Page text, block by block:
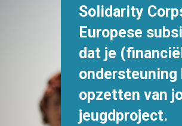
Solidarity
Europese
dat je
opzetten van
jeugdproject.